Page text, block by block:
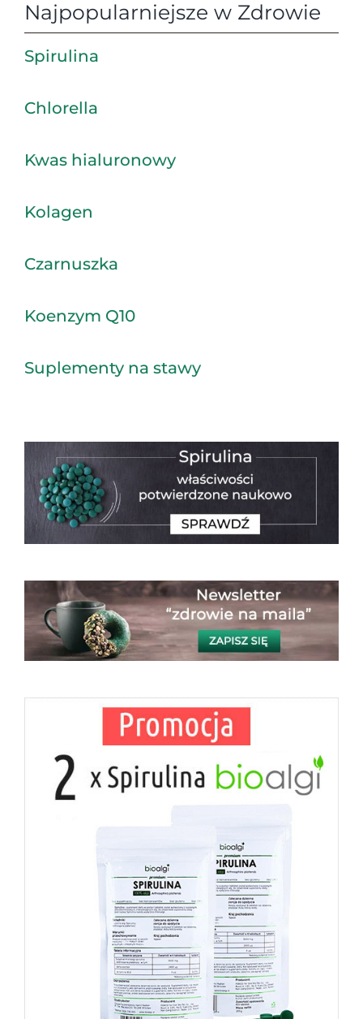
Najpopularniejsze w Zdrowie
Spirulina
Chlorella
Kwas hialuronowy
Kolagen
Czarnuszka
Koenzym Q10
Suplementy na stawy